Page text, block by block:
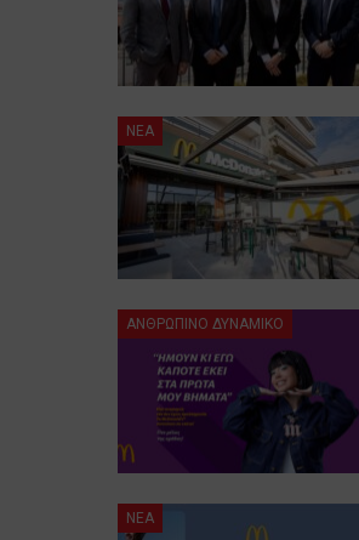
NEA
ΑΝΘΡΩΠΙΝΟ ΔΥΝΑΜΙΚΟ
NEA